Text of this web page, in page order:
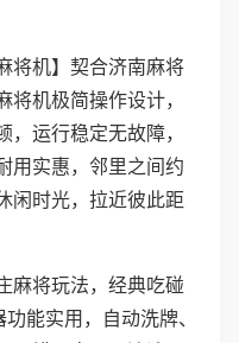
将机】契合济南麻将
机极简操作设计，
运行稳定无故障，
用实惠，邻里之间约
闲时光，拉近彼此距
麻将玩法，经典吃碰
能实用，自动洗牌、